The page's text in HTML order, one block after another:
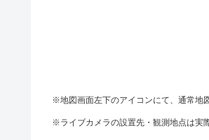
※地図画面左下のアイコンにて、通常地
※ライブカメラの設置先・観測地点は実